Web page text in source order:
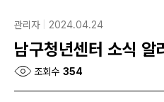
관리자 2024.04.24
남구청년센터 소식 알
조회수 354